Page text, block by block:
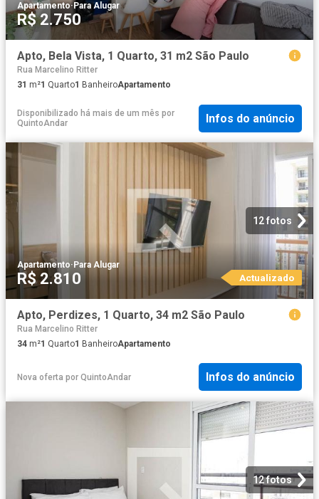
Apartamento· Para Alugar
R$ 2.750
Apto, Bela Vista, 1 Quarto, 31 m2 São Paulo
Rua Marcelino Ritter
31 m²1 Quarto1 BanheiroApartamento
Disponibilizado há mais de um mês por
QuintoAndar
Infos do anúncio
12 fotos
Apartamento· Para Alugar
R$ 2.810 Actualizado
Apto, Perdizes, 1 Quarto, 34 m2 São Paulo
Rua Marcelino Ritter
34 m²1 Quarto1 BanheiroApartamento
Nova oferta por QuintoAndar Infos do anúncio
12 fotos